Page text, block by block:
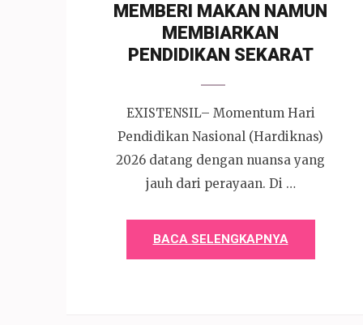
MEMBERI MAKAN NAMUN
MEMBIARKAN
PENDIDIKAN SEKARAT
EXISTENSIL– Momentum Hari
Pendidikan Nasional (Hardiknas)
2026 datang dengan nuansa yang
jauh dari perayaan. Di …
BACA SELENGKAPNYA